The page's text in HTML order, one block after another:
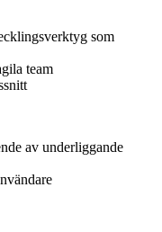
som
team
av underliggande